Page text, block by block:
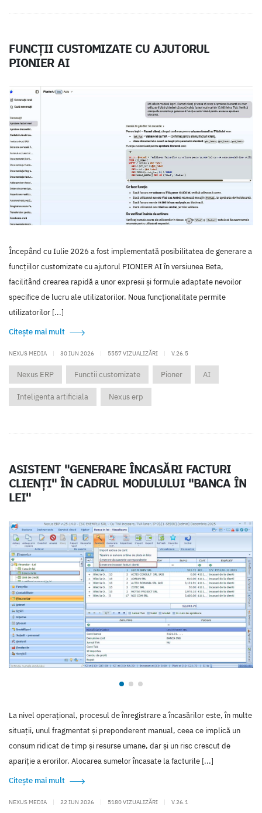
FUNCȚII CUSTOMIZATE CU AJUTORUL
PIONIER AI
Începând cu Iulie 2026 a fost implementată posibilitatea de generare a
funcțiilor customizate cu ajutorul PIONIER AI în versiunea Beta,
facilitând crearea rapidă a unor expresii și formule adaptate nevoilor
specifice de lucru ale utilizatorilor. Noua funcționalitate permite
utilizatorilor [...]
Citește mai mult
NEXUS MEDIA | 30 IUN 2026 | 5557 VIZUALIZĂRI | V.26.5
Nexus ERP Functii customizate Pioner AI
Inteligenta artificiala Nexus erp
ASISTENT "GENERARE ÎNCASĂRI FACTURI
CLIENȚI" ÎN CADRUL MODULULUI "BANCA ÎN
LEI"
La nivel operațional, procesul de înregistrare a încasărilor este, în multe
situații, unul fragmentat și preponderent manual, ceea ce implică un
consum ridicat de timp și resurse umane, dar și un risc crescut de
apariție a erorilor. Alocarea sumelor încasate la facturile [...]
Citește mai mult
NEXUS MEDIA | 22 IUN 2026 | 5180 VIZUALIZĂRI | V.26.1